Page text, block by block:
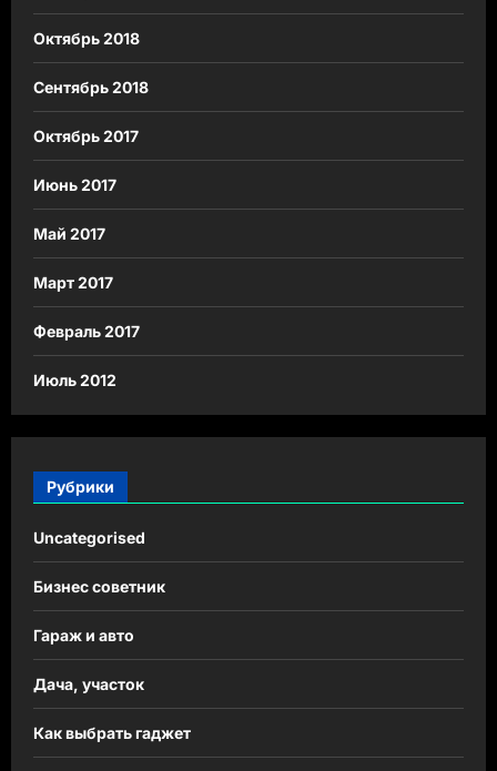
Октябрь 2018
Сентябрь 2018
Октябрь 2017
Июнь 2017
Май 2017
Март 2017
Февраль 2017
Июль 2012
Рубрики
Uncategorised
Бизнес советник
Гараж и авто
Дача, участок
Как выбрать гаджет